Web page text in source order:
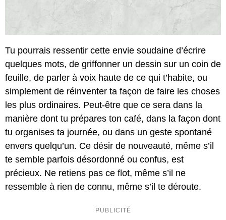
Tu pourrais ressentir cette envie soudaine d’écrire
quelques mots, de griffonner un dessin sur un coin de
feuille, de parler à voix haute de ce qui t’habite, ou
simplement de réinventer ta façon de faire les choses
les plus ordinaires. Peut-être que ce sera dans la
manière dont tu prépares ton café, dans la façon dont
tu organises ta journée, ou dans un geste spontané
envers quelqu’un. Ce désir de nouveauté, même s’il
te semble parfois désordonné ou confus, est
précieux. Ne retiens pas ce flot, même s’il ne
ressemble à rien de connu, même s’il te déroute.